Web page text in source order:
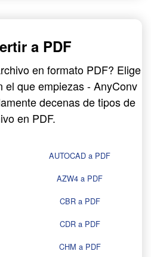
a PDF
en formato PDF? Elige
el que empiezas - AnyConv
decenas de tipos de
en PDF.
AUTOCAD a PDF
AZW4 a PDF
CBR a PDF
CDR a PDF
CHM a PDF